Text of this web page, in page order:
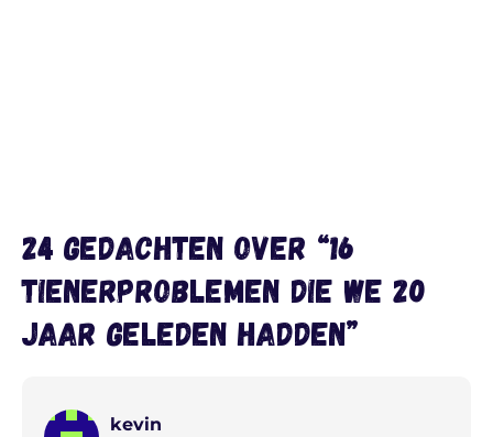
24 gedachten over “16
tienerproblemen die we 20
jaar geleden hadden”
kevin